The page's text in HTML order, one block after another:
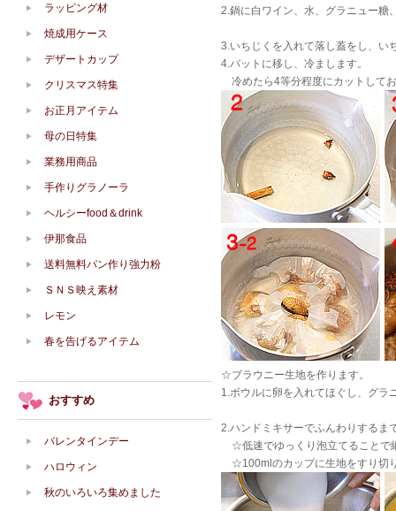
2.鍋に白ワイン、水、グラニュー糖
3.いちじくを入れて落し蓋をし、い
4.バットに移し、冷まします。
冷めたら4等分程度にカットして
☆ブラウニー生地を作ります。
1.ボウルに卵を入れてほぐし、グラ
2.ハンドミキサーでふんわりするま
☆低速でゆっくり泡立てることで
☆100mlのカップに生地をすり切
ラッピング材
焼成用ケース
デザートカップ
クリスマス特集
お正月アイテム
母の日特集
業務用商品
手作りグラノーラ
ヘルシーfood＆drink
伊那食品
送料無料パン作り強力粉
ＳＮＳ映え素材
レモン
春を告げるアイテム
おすすめ
バレンタインデー
ハロウィン
秋のいろいろ集めました